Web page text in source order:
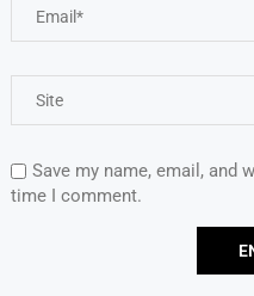
Save my name, email, and
time I comment.